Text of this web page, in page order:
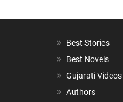
Best Stories
Best Novels
Gujarati Videos
Authors